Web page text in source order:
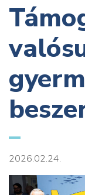
2026.02.24.